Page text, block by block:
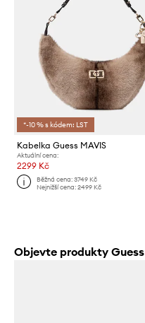
*-10 % s kódem: LST
Kabelka Guess MAVIS
Aktuální cena:
2299 Kč
Běžná cena:3749 Kč
Nejnižší cena:2499 Kč
Objevte produkty Guess